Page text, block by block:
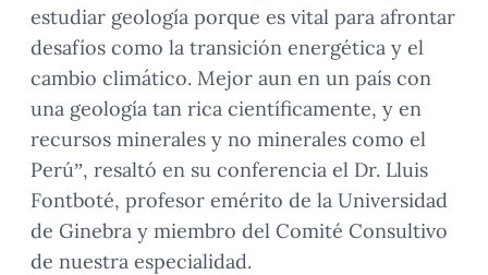
estudiar geología porque es vital para afrontar
desafíos como la transición energética y el
cambio climático. Mejor aun en un país con
una geología tan rica científicamente, y en
recursos minerales y no minerales como el
Perú”, resaltó en su conferencia el Dr. Lluis
Fontboté, profesor emérito de la Universidad
de Ginebra y miembro del Comité Consultivo
de nuestra especialidad.